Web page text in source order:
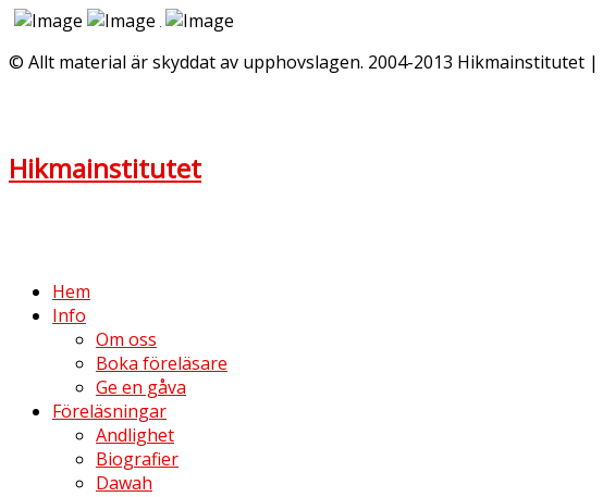
© Allt material är skyddat av upphovslagen. 2004-2013 Hikmainstitutet |
Hikmainstitutet
Hem
Info
Om oss
Boka föreläsare
Ge en gåva
Föreläsningar
Andlighet
Biografier
Dawah